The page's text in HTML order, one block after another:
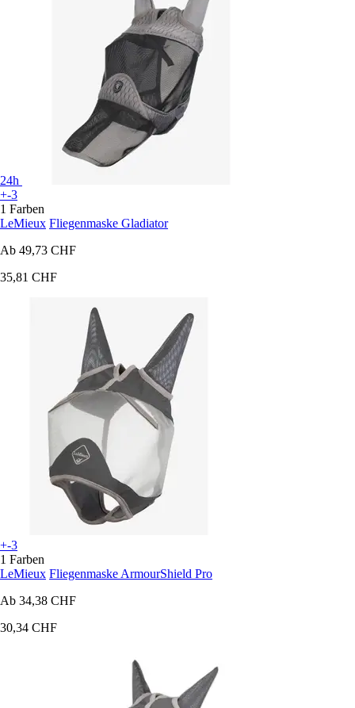
24h
+-3
1 Farben
LeMieux Fliegenmaske Gladiator
Ab 49,73 CHF
35,81 CHF
+-3
1 Farben
LeMieux Fliegenmaske ArmourShield Pro
Ab 34,38 CHF
30,34 CHF